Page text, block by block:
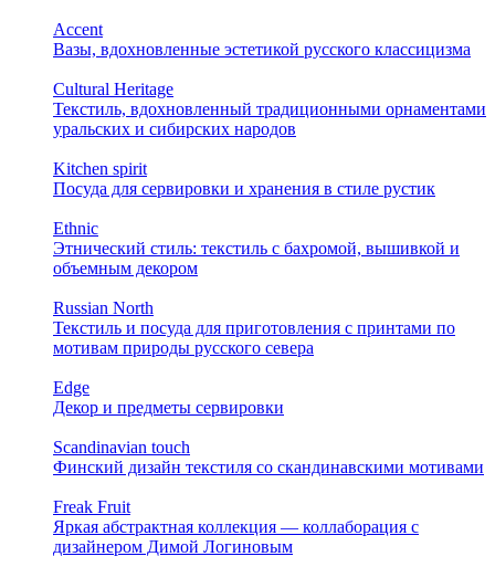
Accent
Вазы, вдохновленные эстетикой русского классицизма
Cultural Heritage
Текстиль, вдохновленный традиционными орнаментами
уральских и сибирских народов
Kitchen spirit
Посуда для сервировки и хранения в стиле рустик
Ethnic
Этнический стиль: текстиль с бахромой, вышивкой и
объемным декором
Russian North
Текстиль и посуда для приготовления с принтами по
мотивам природы русского севера
Edge
Декор и предметы сервировки
Scandinavian touch
Финский дизайн текстиля со скандинавскими мотивами
Freak Fruit
Яркая абстрактная коллекция — коллаборация с
дизайнером Димой Логиновым